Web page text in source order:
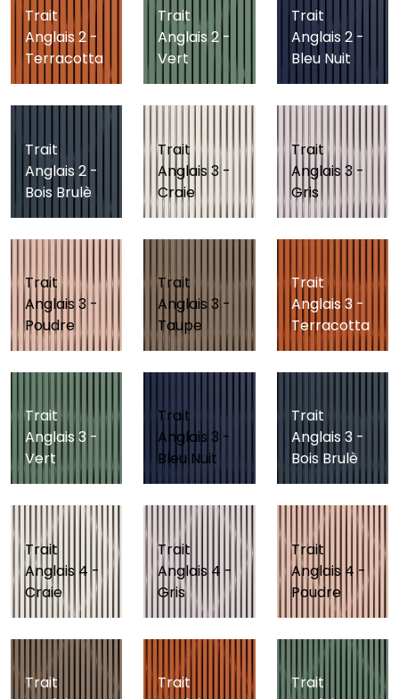
Trait
Anglais 2 -
Terracotta
Trait
Anglais 2 -
Vert
Trait
Anglais 2 -
Bleu Nuit
Trait
Anglais 2 -
Bois Brulè
Trait
Anglais 3 -
Craie
Trait
Anglais 3 -
Gris
Trait
Anglais 3 -
Poudre
Trait
Anglais 3 -
Taupe
Trait
Anglais 3 -
Terracotta
Trait
Anglais 3 -
Vert
Trait
Anglais 3 -
Bleu Nuit
Trait
Anglais 3 -
Bois Brulè
Trait
Anglais 4 -
Craie
Trait
Anglais 4 -
Gris
Trait
Anglais 4 -
Poudre
Trait
Trait
Trait